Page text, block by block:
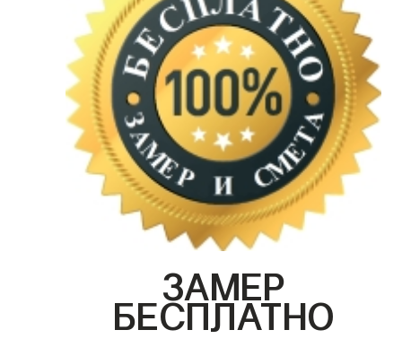
ЗАМЕР
БЕСПЛАТНО